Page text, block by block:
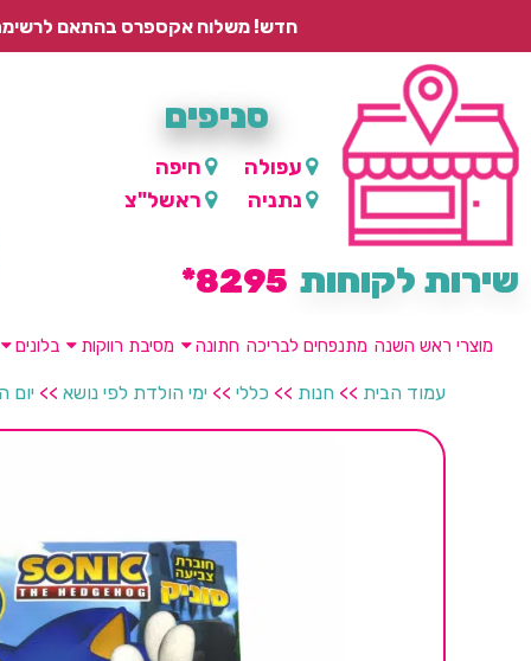
חדש! משלוח אקספרס בהתאם לרשימת היישובים – עד 2 ימי עסקים, ועד 4 ימי עסקים למוצרים
סניפים
עפולה
חיפה
נתניה
ראשל"צ
שירות לקוחות 8295*
מוצרי ראש השנה מתנפחים לבריכה חתונה מסיבת רווקות בלונים
עמוד הבית >> חנות >> כללי >> ימי הולדת לפי נושא >> יום